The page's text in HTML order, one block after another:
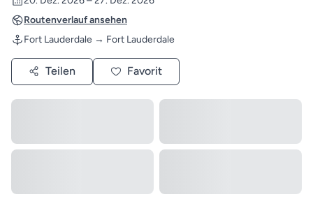
Routenverlauf ansehen
Fort Lauderdale → Fort Lauderdale
Teilen Favorit